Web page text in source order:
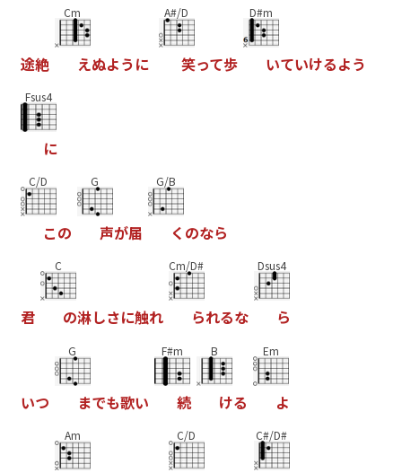
途絶
Cm
えぬよう に
A#/D
笑って歩
D#m
いていけるよう
Fsus4
に
C/D
この
G
声が届
G/B
く のなら
君
C
の淋しさに触れ
Cm/D#
られるな
Dsus4
ら
いつ
G
までも歌い
F#m
続
B
ける
Em
よ
Am C/D C#/D#